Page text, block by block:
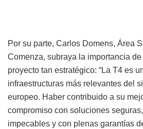
Por su parte, Carlos Domens, Área
Comenza, subraya la importancia
proyecto tan estratégico: “La T4 es
infraestructuras más relevantes del
europeo. Haber contribuido a su
compromiso con soluciones
impecables y con plenas garantías